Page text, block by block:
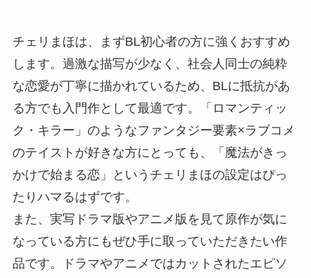
チェリまほは、まずBL初心者の方に強くおすすめ
します。過激な描写が少なく、社会人同士の純粋
な恋愛が丁寧に描かれているため、BLに抵抗があ
る方でも入門作として最適です。「ロマンティッ
ク・キラー」のようなファンタジー要素×ラブコメ
のテイストが好きな方にとっても、「魔法がきっ
かけで始まる恋」というチェリまほの設定はぴっ
たりハマるはずです。
また、実写ドラマ版やアニメ版を見て原作が気に
なっている方にもぜひ手に取っていただきたい作
品です。ドラマやアニメではカットされたエピソ